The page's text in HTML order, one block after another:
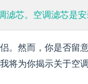
滤芯。空调滤芯是
。然而，你是否留
将为你揭示关于空